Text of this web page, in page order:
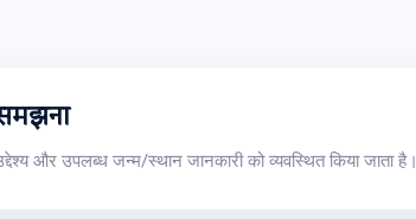
और उपलब्ध जन्म/स्थान जानकारी को व्यवस्थित किया जाता है।